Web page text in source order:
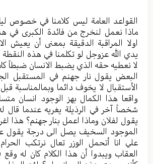
القواعد العامة ليس كلامنا في خصوص
ماذا نعمل لنخرج من فائدة الكبرى في
اولا المراقبة الدقيقة بمعنى أن يعيش
يدي الله عزوجل لو تكلمنا في هذه النقطة
لا نعطيه حقه الذي يضبط الانسان ضبطاً
البعض يقول نار جهنم في المستقبل
الأستقبال لا يخوف دائما وبمالمناسبة
واقعا هذا الكمال بهز الوجود انسان
شخصاً آخر في الرذيلة يغريه عندما
يقول لفلان وماذا اعمل بنار جهنم؟ هذا
الموجود السخيف يصل الى درجة يقول
علي انا أتحمل الوزر تعال نرتكب
العقاب ويبدوا أن هذا الكلام كان له